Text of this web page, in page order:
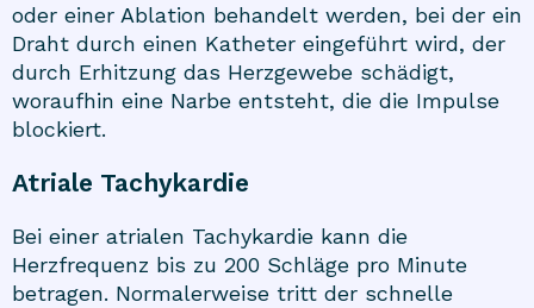
oder einer Ablation behandelt werden, bei der ein
Draht durch einen Katheter eingeführt wird, der
durch Erhitzung das Herzgewebe schädigt,
woraufhin eine Narbe entsteht, die die Impulse
blockiert.
Atriale Tachykardie
Bei einer atrialen Tachykardie kann die
Herzfrequenz bis zu 200 Schläge pro Minute
betragen. Normalerweise tritt der schnelle